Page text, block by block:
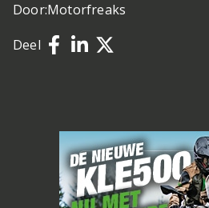
Door:Motorfreaks
Deel